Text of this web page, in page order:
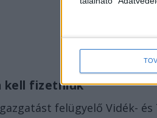
kell fizetniük
felügyelő Vidék-